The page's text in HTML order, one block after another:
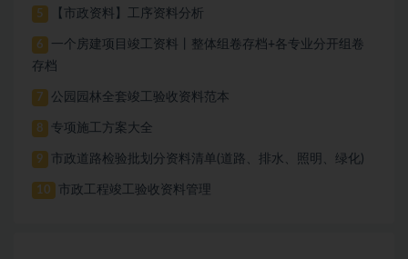
5 【市政资料】工序资料分析
6
一个房建项目竣工资料丨整体组卷存档+各专业分开组卷
存档
7 公园园林全套竣工验收资料范本
8 专项施工方案大全
9 市政道路检验批划分资料清单(道路、排水、照明、绿化)
10 市政工程竣工验收资料管理